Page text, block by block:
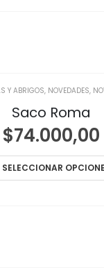
Y ABRIGOS, NOVEDADES,
Saco Roma
$74.000,00
SELECCIONAR